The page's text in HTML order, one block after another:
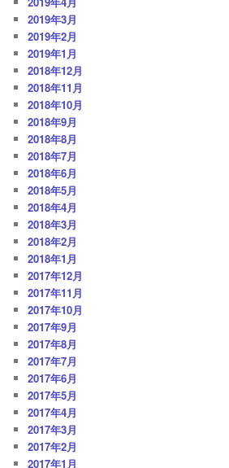
2019年3月
2019年2月
2019年1月
2018年12月
2018年11月
2018年10月
2018年9月
2018年8月
2018年7月
2018年6月
2018年5月
2018年4月
2018年3月
2018年2月
2018年1月
2017年12月
2017年11月
2017年10月
2017年9月
2017年8月
2017年7月
2017年6月
2017年5月
2017年4月
2017年3月
2017年2月
2017年1月